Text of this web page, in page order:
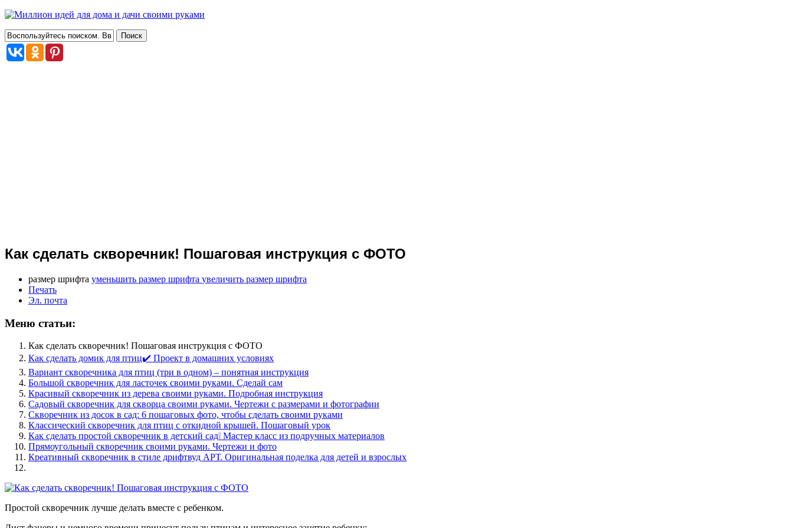
Как сделать скворечник! Пошаговая инструкция с ФОТО
размер шрифта уменьшить размер шрифта увеличить размер шрифта
Печать
Эл. почта
Меню статьи:
Как сделать скворечник! Пошаговая инструкция с ФОТО
Как сделать домик для птиц✔️ Проект в домашних условиях
Вариант скворечника для птиц (три в одном) – понятная инструкция
Большой скворечник для ласточек своими руками. Сделай сам
Красивый скворечник из дерева своими руками. Подробная инструкция
Садовый скворечник для скворца своими руками. Чертежи с размерами и фотографии
Скворечник из досок в сад: 6 пошаговых фото, чтобы сделать своими руками
Классический скворечник для птиц с откидной крышей. Пошаговый урок
Как сделать простой скворечник в детский сад❕ Мастер класс из подручных материалов
Прямоугольный скворечник своими руками. Чертежи и фото
Креативный скворечник в стиле дрифтвуд АРТ. Оригинальная поделка для детей и взрослых
Простой скворечник лучше делать вместе с ребенком.